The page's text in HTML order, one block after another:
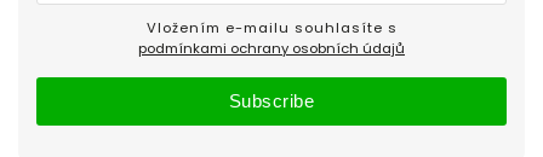
podmínkami ochrany osobních údajů
Subscribe